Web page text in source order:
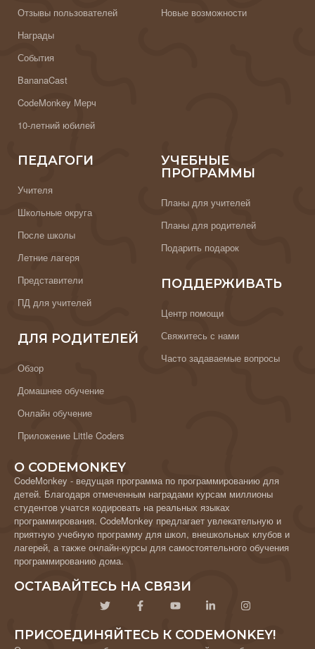
Отзывы пользователей
Награды
События
BananaCast
CodeMonkey Мерч
10-летний юбилей
Новые возможности
ПЕДАГОГИ
Учителя
Школьные округа
После школы
Летние лагеря
Представители
ПД для учителей
ДЛЯ РОДИТЕЛЕЙ
Обзор
Домашнее обучение
Онлайн обучение
Приложение Little Coders
УЧЕБНЫЕ
ПРОГРАММЫ
Планы для учителей
Планы для родителей
Подарить подарок
ПОДДЕРЖИВАТЬ
Центр помощи
Свяжитесь с нами
Часто задаваемые вопросы
О CODEMONKEY
CodeMonkey - ведущая программа по программированию для
детей. Благодаря отмеченным наградами курсам миллионы
студентов учатся кодировать на реальных языках
программирования. CodeMonkey предлагает увлекательную и
приятную учебную программу для школ, внешкольных клубов и
лагерей, а также онлайн-курсы для самостоятельного обучения
программированию дома.
ОСТАВАЙТЕСЬ НА СВЯЗИ
ПРИСОЕДИНЯЙТЕСЬ К CODEMONKEY!